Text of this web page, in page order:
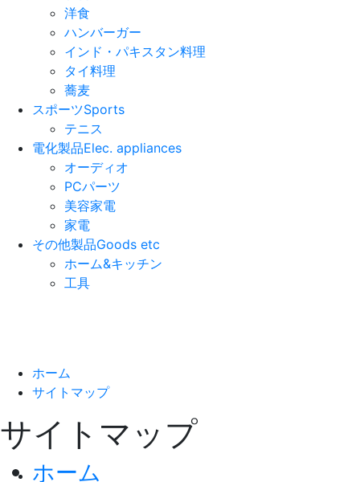
洋食
ハンバーガー
インド・パキスタン料理
タイ料理
蕎麦
スポーツSports
テニス
電化製品Elec. appliances
オーディオ
PCパーツ
美容家電
家電
その他製品Goods etc
ホーム&キッチン
工具
ホーム
サイトマップ
サイトマップ
ホーム